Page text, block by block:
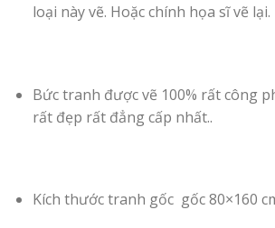
loại này vẽ. Hoặc chính họa sĩ vẽ lại.
Bức tranh được vẽ 100% rất công
rất đẹp rất đẳng cấp nhất..
Kích thước tranh gốc gốc 80×160